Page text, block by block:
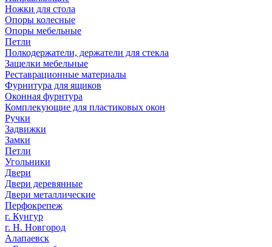
Ножки для стола
Опоры колесные
Опоры мебельные
Петли
Полкодержатели, держатели для стекла
Защелки мебельные
Реставрационные материалы
Фурнитура для ящиков
Оконная фурнтура
Комплекующие для пластиковых окон
Ручки
Задвижки
Замки
Петли
Угольники
Двери
Двери деревянные
Двери металлические
Перфокрепеж
г. Кунгур
г. Н. Новгород
Алапаевск